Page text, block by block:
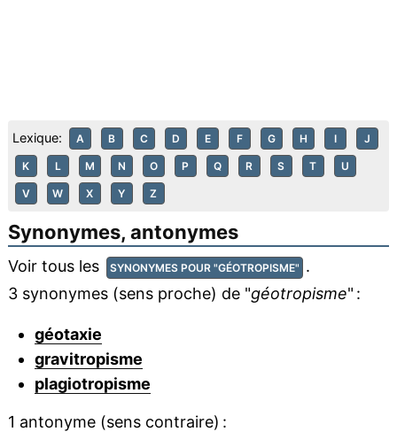
Lexique: A B C D E F G H I J
K L M N O P Q R S T U
V W X Y Z
Synonymes, antonymes
Voir tous les SYNONYMES POUR "GÉOTROPISME" .
3 synonymes (sens proche) de "géotropisme" :
géotaxie
gravitropisme
plagiotropisme
1 antonyme (sens contraire) :